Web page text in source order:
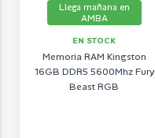
Llega mañana en
AMBA
EN STOCK
Memoria RAM Kingston
16GB DDR5 5600Mhz Fury
Beast RGB